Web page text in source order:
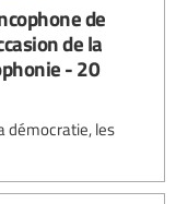
de
de la
- 20
démocratie, les